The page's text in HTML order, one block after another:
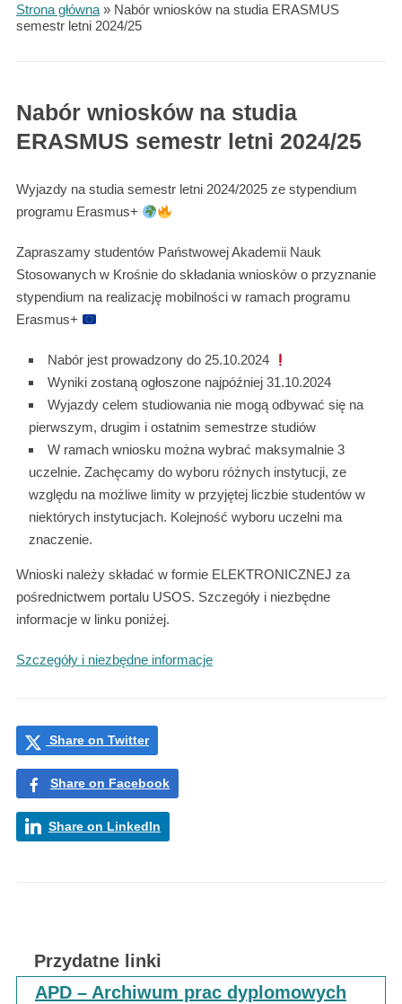
Strona główna» Nabór wniosków na studia ERASMUS
semestr letni 2024/25
Nabór wniosków na studia
ERASMUS semestr letni 2024/25
Wyjazdy na studia semestr letni 2024/2025 ze stypendium
programu Erasmus+
Zapraszamy studentów Państwowej Akademii Nauk
Stosowanych w Krośnie do składania wniosków o przyznanie
stypendium na realizację mobilności w ramach programu
Erasmus+
Nabór jest prowadzony do 25.10.2024
Wyniki zostaną ogłoszone najpóźniej 31.10.2024
Wyjazdy celem studiowania nie mogą odbywać się na
pierwszym, drugim i ostatnim semestrze studiów
W ramach wniosku można wybrać maksymalnie 3
uczelnie. Zachęcamy do wyboru różnych instytucji, ze
względu na możliwe limity w przyjętej liczbie studentów w
niektórych instytucjach. Kolejność wyboru uczelni ma
znaczenie.
Wnioski należy składać w formie ELEKTRONICZNEJ za
pośrednictwem portalu USOS. Szczegóły i niezbędne
informacje w linku poniżej.
Szczegóły i niezbędne informacje
Share on Twitter
Share on Facebook
Share on LinkedIn
Przydatne linki
APD – Archiwum prac dyplomowych